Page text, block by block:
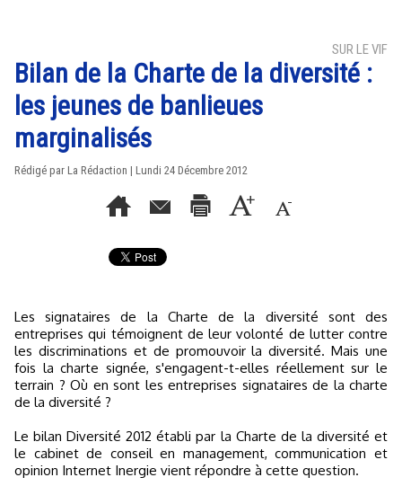
SUR LE VIF
Bilan de la Charte de la diversité :
les jeunes de banlieues
marginalisés
Rédigé par La Rédaction | Lundi 24 Décembre 2012
Les signataires de la Charte de la diversité sont des
entreprises qui témoignent de leur volonté de lutter contre
les discriminations et de promouvoir la diversité. Mais une
fois la charte signée, s'engagent-t-elles réellement sur le
terrain ? Où en sont les entreprises signataires de la charte
de la diversité ?
Le bilan Diversité 2012 établi par la Charte de la diversité et
le cabinet de conseil en management, communication et
opinion Internet Inergie vient répondre à cette question.